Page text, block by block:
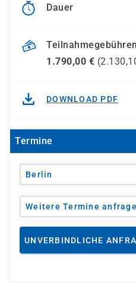
Dauer
Teilnahmegebühren
1.790,00 € (
DOWNLOAD PDF
Termine
Berlin
Weitere Termine
UNVERBINDLICHE